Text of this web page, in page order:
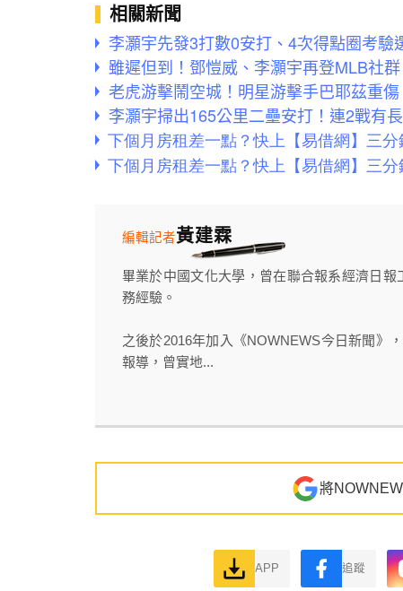
相關新聞
李灝宇先發3打數0安打、4次得點圈考
雖遲但到！鄧愷威、李灝宇再登MLB社
老虎游擊鬧空城！明星游擊手巴耶茲重
李灝宇掃出165公里二壘安打！連2戰有
黃建霖
編輯記者
畢業於中國文化大學，曾在聯合報系經濟日
務經驗。
之後於2016年加入《NOWNEWS今日新聞》
報導，曾實地...
將
APP 追蹤